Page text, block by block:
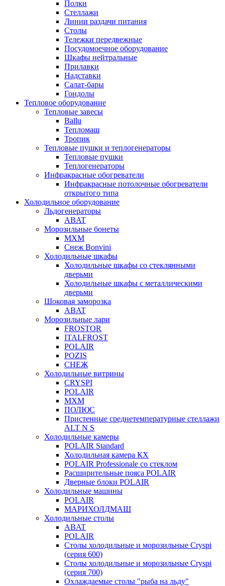
Полки
Стеллажи
Линии раздачи питания
Столы
Тележки передвежные
Посудомоечное оборудование
Шкафы нейтральные
Прилавки
Надставки
Салат-бары
Гондолы
Тепловое оборудование
Тепловые завесы
Ballu
Тепломаш
Тропик
Тепловые пушки и теплогенераторы
Тепловые пушки
Теплогенераторы
Инфракрасные обогреватели
Инфракрасные потолочные обогреватели
открытого типа
Холодильное оборудование
Льдогенераторы
ABAT
Морозильные бонеты
МХМ
Снеж Bonvini
Холодильные шкафы
Холодильные шкафы cо стеклянными
дверьми
Холодильные шкафы с металлическими
дверьми
Шоковая заморозка
ABAT
Морозильные лари
FROSTOR
ITALFROST
POLAIR
POZIS
СНЕЖ
Холодильные витрины
CRYSPI
POLAIR
МХМ
ПОЛЮС
Пристенные среднетемпературные стеллажи
ALT N S
Холодильные камеры
POLAIR Standard
Холодильная камера КХ
POLAIR Professionale со стеклом
Расширительные пояса POLAIR
Дверные блоки POLAIR
Холодильные машины
POLAIR
МАРИХОЛДМАШ
Холодильные столы
ABAT
POLAIR
Столы холодильные и морозильные Cryspi
(серия 600)
Столы холодильные и морозильные Cryspi
(серия 700)
Охлаждаемые столы "рыба на льду"